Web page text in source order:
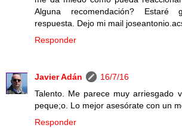
Alguna recomendación? Estaré
respuesta. Dejo mi mail
Responder
Javier Adán
16/7/16
Talento. Me parece muy arriesgado
peque;o. Lo mejor asesórate con un
Responder